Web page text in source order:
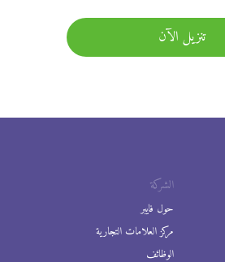
تنزيل الآن
الشركة
حول فايبر
مركز العلامات التجارية
الوظائف